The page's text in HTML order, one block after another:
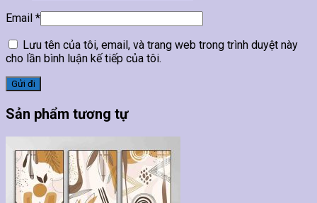
Email *
Lưu tên của tôi, email, và trang web trong trình duyệt này
cho lần bình luận kế tiếp của tôi.
Sản phẩm tương tự